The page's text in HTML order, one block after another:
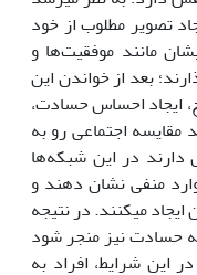
تصویر مطلوب از خود
مانند موفقیت‌ها و
بعد از خواندن این
ایجاد احساس حسادت،
مقایسه اجتماعی رو به
دارند در این شبکه‌ها
منفی نشان دهند و
ایجاد می­کنند. در نتیجه
به حسادت نیز منجر شود
بهتر در این شرایط، افراد به